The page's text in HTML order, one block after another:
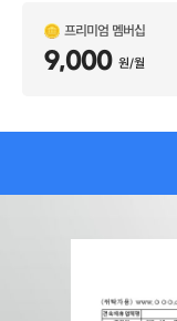
프리미엄 멤버십
9,000 원/월